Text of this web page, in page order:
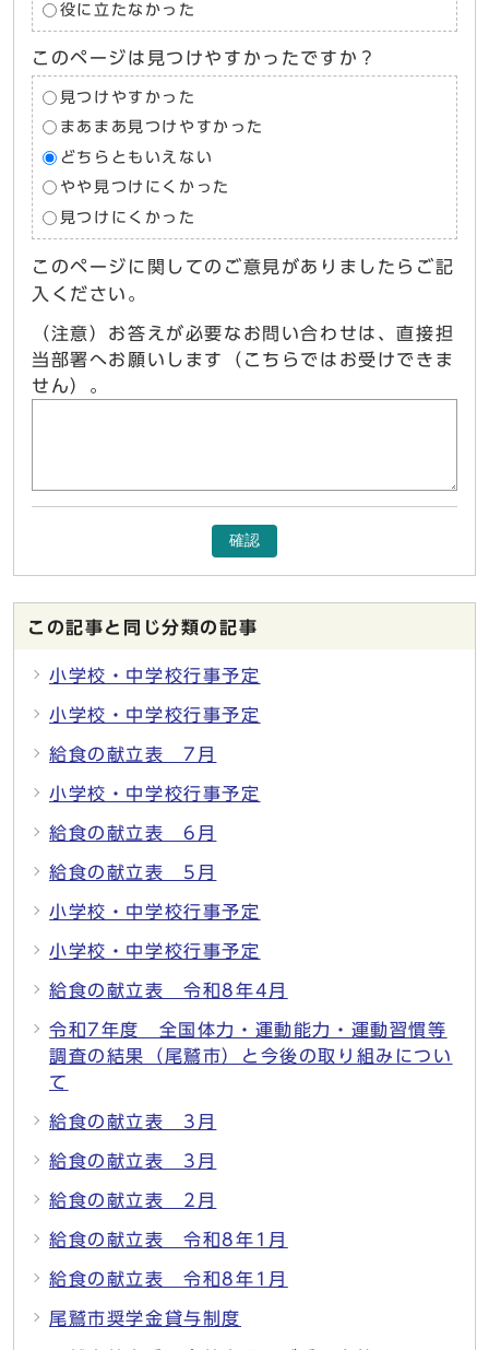
役に立たなかった
このページは見つけやすかったですか？
見つけやすかった
まあまあ見つけやすかった
どちらともいえない
やや見つけにくかった
見つけにくかった
このページに関してのご意見がありましたらご記
入ください。
（注意）お答えが必要なお問い合わせは、直接担
当部署へお願いします（こちらではお受けできま
せん）。
確認
この記事と同じ分類の記事
小学校・中学校行事予定
小学校・中学校行事予定
給食の献立表 7月
小学校・中学校行事予定
給食の献立表 6月
給食の献立表 5月
小学校・中学校行事予定
小学校・中学校行事予定
給食の献立表 令和8年4月
令和7年度 全国体力・運動能力・運動習慣等
調査の結果（尾鷲市）と今後の取り組みについ
て
給食の献立表 3月
給食の献立表 3月
給食の献立表 2月
給食の献立表 令和8年1月
給食の献立表 令和8年1月
尾鷲市奨学金貸与制度